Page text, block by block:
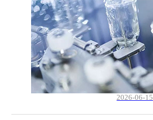
2026-06-15